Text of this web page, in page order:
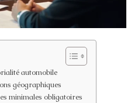
automobile
géographiques
minimales obligatoires